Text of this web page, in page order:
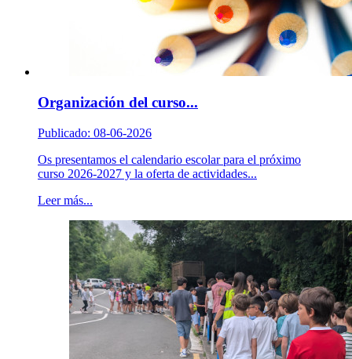
Organización del curso...
Publicado: 08-06-2026
Os presentamos el calendario escolar para el próximo
curso 2026-2027 y la oferta de actividades...
Leer más...